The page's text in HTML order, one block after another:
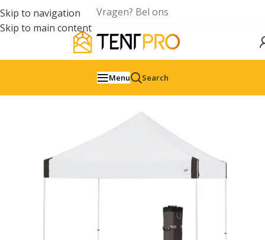
Skip to navigation
Skip to main content
Vragen? Bel ons
Menu Search